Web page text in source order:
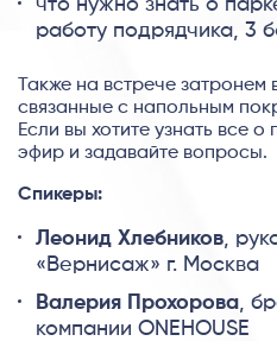
работу подрядчика, 3
Также на встрече
связанные с напольным
Если вы хотите узнать все о
эфир и задавайте вопросы.
Спикеры:
Леонид Хлебников ,
«Вернисаж» г. Москва
Валерия Прохорова ,
компании ONEHOUSE